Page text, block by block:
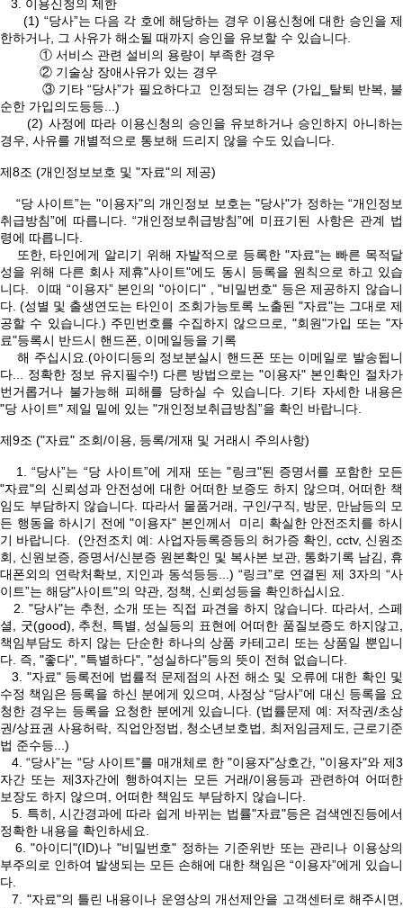
3. 이용신청의 제한
(1) “당사”는 다음 각 호에 해당하는 경우 이용신청에 대한 승인을 제
한하거나, 그 사유가 해소될 때까지 승인을 유보할 수 있습니다.
① 서비스 관련 설비의 용량이 부족한 경우
② 기술상 장애사유가 있는 경우
③ 기타 “당사”가 필요하다고 인정되는 경우 (가입_탈퇴 반복, 불
순한 가입의도등등...)
(2) 사정에 따라 이용신청의 승인을 유보하거나 승인하지 아니하는
경우, 사유를 개별적으로 통보해 드리지 않을 수도 있습니다.
제8조 (개인정보보호 및 "자료"의 제공)
“당 사이트”는 "이용자"의 개인정보 보호는 "당사"가 정하는 “개인정보
취급방침”에 따릅니다. “개인정보취급방침”에 미표기된 사항은 관계 법
령에 따릅니다.
또한, 타인에게 알리기 위해 자발적으로 등록한 "자료"는 빠른 목적달
성을 위해 다른 회사 제휴"사이트"에도 동시 등록을 원칙으로 하고 있습
니다. 이때 “이용자” 본인의 "아이디" , "비밀번호" 등은 제공하지 않습니
다. (성별 및 출생연도는 타인이 조회가능토록 노출된 "자료"는 그대로 제
공할 수 있습니다.) 주민번호를 수집하지 않으므로, "회원"가입 또는 "자
료"등록시 반드시 핸드폰, 이메일등을 기록
해 주십시요.(아이디등의 정보분실시 핸드폰 또는 이메일로 발송됩니
다... 정확한 정보 유지필수!) 다른 방법으로는 "이용자" 본인확인 절차가
번거롭거나 불가능해 피해를 당하실 수 있습니다. 기타 자세한 내용은
"당 사이트" 제일 밑에 있는 "개인정보취급방침”을 확인 바랍니다.
제9조 ("자료" 조회/이용, 등록/게재 및 거래시 주의사항)
1. “당사”는 “당 사이트”에 게재 또는 "링크"된 증명서를 포함한 모든
"자료"의 신뢰성과 안전성에 대한 어떠한 보증도 하지 않으며, 어떠한 책
임도 부담하지 않습니다. 따라서 물품거래, 구인/구직, 방문, 만남등의 모
든 행동을 하시기 전에 "이용자" 본인께서 미리 확실한 안전조치를 하시
기 바랍니다. (안전조치 예: 사업자등록증등의 허가증 확인, cctv, 신원조
회, 신원보증, 증명서/신분증 원본확인 및 복사본 보관, 통화기록 남김, 휴
대폰외의 연락처확보, 지인과 동석등등...) “링크”로 연결된 제 3자의 “사
이트”는 해당"사이트"의 약관, 정책, 신뢰성등을 확인하십시요.
2. "당사"는 추천, 소개 또는 직접 파견을 하지 않습니다. 따라서, 스페
셜, 굿(good), 추천, 특별, 성실등의 표현에 어떠한 품질보증도 하지않고,
책임부담도 하지 않는 단순한 하나의 상품 카테고리 또는 상품일 뿐입니
다. 즉, "좋다", "특별하다", "성실하다"등의 뜻이 전혀 없습니다.
3. "자료" 등록전에 법률적 문제점의 사전 해소 및 오류에 대한 확인 및
수정 책임은 등록을 하신 분에게 있으며, 사정상 “당사”에 대신 등록을 요
청한 경우는 등록을 요청한 분에게 있습니다. (법률문제 예: 저작권/초상
권/상표권 사용허락, 직업안정법, 청소년보호법, 최저임금제도, 근로기준
법 준수등...)
4. “당사”는 “당 사이트”를 매개체로 한 "이용자"상호간, "이용자"와 제3
자간 또는 제3자간에 행하여지는 모든 거래/이용등과 관련하여 어떠한
보장도 하지 않으며, 어떠한 책임도 부담하지 않습니다.
5. 특히, 시간경과에 따라 쉽게 바뀌는 법률"자료"등은 검색엔진등에서
정확한 내용을 확인하세요.
6. "아이디"(ID)나 "비밀번호" 정하는 기준위반 또는 관리나 이용상의
부주의로 인하여 발생되는 모든 손해에 대한 책임은 “이용자”에게 있습니
다.
7. "자료"의 틀린 내용이나 운영상의 개선제안을 고객센터로 해주시면,